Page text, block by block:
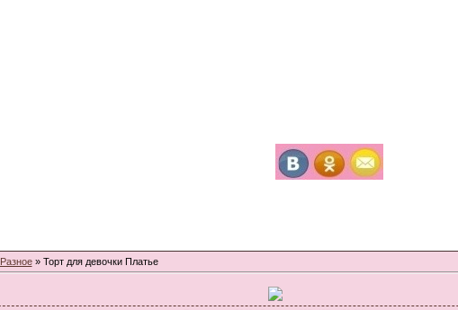
Разное» Торт для девочки Платье